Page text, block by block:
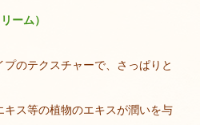
ーム）
のテクスチャーで、さっぱりと
キス等の植物のエキスが潤いを与